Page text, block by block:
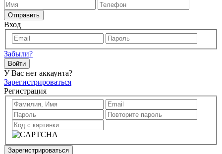
Отправить
Вход
Забыли?
Войти
У Вас нет аккаунта?
Зарегистрироваться
Регистрация
Зарегистрироваться